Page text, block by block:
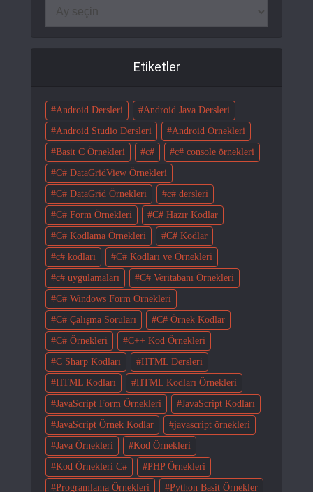
Etiketler
Android Dersleri
Android Java Dersleri
Android Studio Dersleri
Android Örnekleri
Basit C Örnekleri
c#
c# console örnekleri
C# DataGridView Örnekleri
C# DataGrid Örnekleri
c# dersleri
C# Form Örnekleri
C# Hazır Kodlar
C# Kodlama Örnekleri
C# Kodlar
c# kodları
C# Kodları ve Örnekleri
c# uygulamaları
C# Veritabanı Örnekleri
C# Windows Form Örnekleri
C# Çalışma Soruları
C# Örnek Kodlar
C# Örnekleri
C++ Kod Örnekleri
C Sharp Kodları
HTML Dersleri
HTML Kodları
HTML Kodları Örnekleri
JavaScript Form Örnekleri
JavaScript Kodları
JavaScript Örnek Kodlar
javascript örnekleri
Java Örnekleri
Kod Örnekleri
Kod Örnekleri C#
PHP Örnekleri
Programlama Örnekleri
Python Basit Örnekler